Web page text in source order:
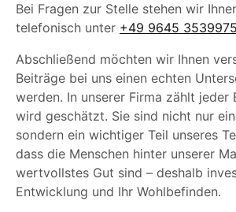
Bei Fragen zur Stelle stehen wir
telefonisch unter +49 9645 3539975
Abschließend möchten wir Ihnen
Beiträge bei uns einen echten
werden. In unserer Firma zählt jeder
wird geschätzt. Sie sind nicht nur
sondern ein wichtiger Teil unseres
dass die Menschen hinter unserer
wertvollstes Gut sind – deshalb
Entwicklung und Ihr Wohlbefinden.